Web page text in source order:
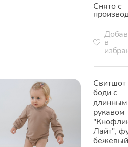
Снято с
в
Свитшот
боди с
длинным
рукавом
Лайт",
бежевый